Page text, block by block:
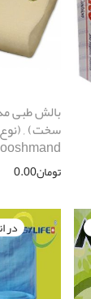
بالش طبی
سخت) ,
تومان0.00